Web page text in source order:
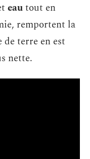
eautout en
remportent la
de terre en est
nette.